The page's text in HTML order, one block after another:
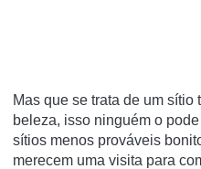
Mas que se trata de um
beleza, isso ninguém o
sítios menos prováveis
merecem uma visita para